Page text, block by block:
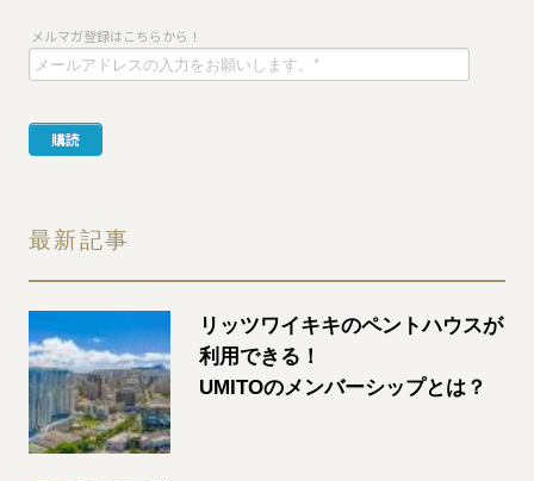
最新記事
リッツワイキキのペントハウスが
利用できる！
UMITOのメンバーシップとは？